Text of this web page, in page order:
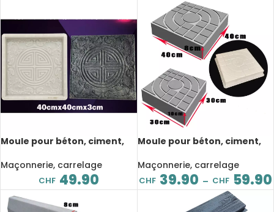
Moule pour béton, ciment,
40x40x3 cm
Maçonnerie, carrelage
CHF 49.90
Moule pour béton, ciment,
3D, 30x30x10 cm / 40x40x8
cm
Maçonnerie, carrelage
CHF 39.90 – CHF 59.90